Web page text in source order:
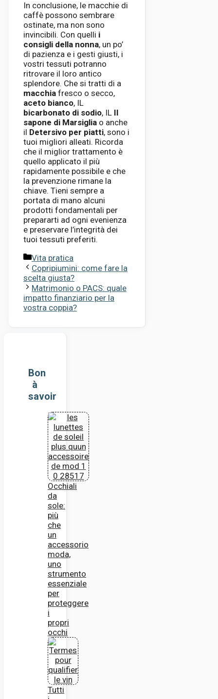
In conclusione, le macchie di
caffè possono sembrare
ostinate, ma non sono
invincibili. Con quelli i
consigli della nonna, un po’
di pazienza e i gesti giusti, i
vostri tessuti potranno
ritrovare il loro antico
splendore. Che si tratti di a
macchia fresco o secco,
aceto bianco, IL
bicarbonato di sodio, IL Il
sapone di Marsiglia o anche
il Detersivo per piatti, sono i
tuoi migliori alleati. Ricorda
che il miglior trattamento è
quello applicato il più
rapidamente possibile e che
la prevenzione rimane la
chiave. Tieni sempre a
portata di mano alcuni
prodotti fondamentali per
prepararti ad ogni evenienza
e preservare l’integrità dei
tuoi tessuti preferiti.
Categorie
Vita pratica
Copripiumini: come fare la
scelta giusta?
Matrimonio o PACS: quale
impatto finanziario per la
vostra coppia?
Bon
à
savoir
Occhiali
da
sole:
più
che
un
accessorio
moda,
uno
strumento
essenziale
per
proteggere
i
propri
occhi
Tutti